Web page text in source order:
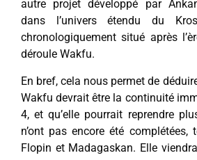
autre projet développé par
dans l’univers étendu du
chronologiquement situé après
déroule Wakfu.
En bref, cela nous permet de
Wakfu devrait être la continuité
4, et qu’elle pourrait reprendre
n’ont pas encore été complétées,
Flopin et Madagaskan. Elle